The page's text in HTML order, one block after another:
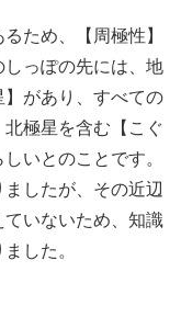
ため、【周極性】
っぽの先には、地
があり、すべての
極星を含む【こぐ
いとのことです。
したが、その近辺
いないため、知識
した。